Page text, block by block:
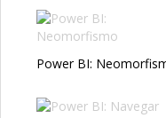
Power BI: